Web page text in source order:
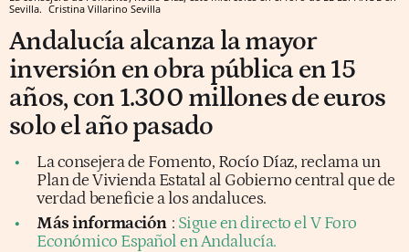
Sevilla. Cristina Villarino Sevilla
Andalucía alcanza la mayor
inversión en obra pública en 15
años, con 1.300 millones de euros
solo el año pasado
La consejera de Fomento, Rocío Díaz, reclama un
Plan de Vivienda Estatal al Gobierno central que de
verdad beneficie a los andaluces.
Más información : Sigue en directo el V Foro
Económico Español en Andalucía.